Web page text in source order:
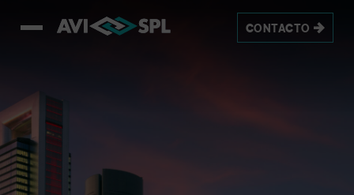
CONTACTO